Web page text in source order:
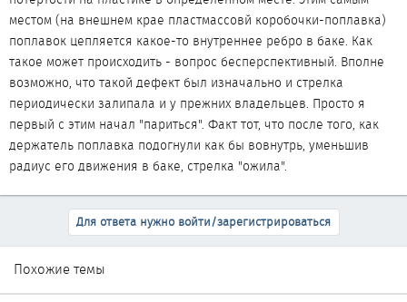
местом (на внешнем крае пластмассовй коробочки-поплавка)
поплавок цепляется какое-то внутреннее ребро в баке. Как
такое может происходить - вопрос бесперспективный. Вполне
возможно, что такой дефект был изначально и стрелка
периодически залипала и у прежних владельцев. Просто я
первый с этим начал "париться". Факт тот, что после того, как
держатель поплавка подогнули как бы вовнутрь, уменьшив
радиус его движения в баке, стрелка "ожила".
Для ответа нужно войти/зарегистрироваться
Похожие темы